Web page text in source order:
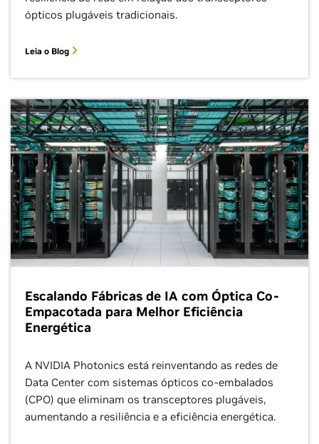
ópticos plugáveis tradicionais.
Leia o Blog
Escalando Fábricas de IA com Óptica Co-
Empacotada para Melhor Eficiência
Energética
A NVIDIA Photonics está reinventando as redes de
Data Center com sistemas ópticos co-embalados
(CPO) que eliminam os transceptores plugáveis,
aumentando a resiliência e a eficiência energética.